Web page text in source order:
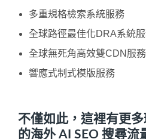
多重規格檢索系統服務
全球路徑最佳化DRA系統
全球無死角高效雙CDN服務
響應式制式模版服務
不僅如此，這裡有更
的海外 AI SEO 搜尋流